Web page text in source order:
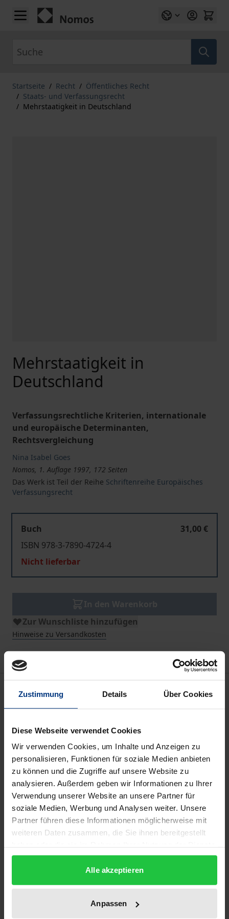
Zustimmung Details Über Cookies
Diese Webseite verwendet Cookies
Wir verwenden Cookies, um Inhalte und Anzeigen zu
personalisieren, Funktionen für soziale Medien anbieten
zu können und die Zugriffe auf unsere Website zu
analysieren. Außerdem geben wir Informationen zu Ihrer
Verwendung unserer Website an unsere Partner für
soziale Medien, Werbung und Analysen weiter. Unsere
Partner führen diese Informationen möglicherweise mit
weiteren Daten zusammen, die Sie ihnen bereitgestellt
gesammelt haben.
Alle akzeptieren
Anpassen
Zum Inhalt springen
Startseite / Recht / Öffentliches Recht
/ Staats- und Verfassungsrecht
/ Mehrstaatigkeit in Deutschland
Mehrstaatigkeit in
Deutschland
Verfassungsrechtliche Kriterien, internationale
und europäische Determinanten,
Rechtsvergleichung
Nina Isabel Goes
Nomos, 1. Auflage 1997, 172 Seiten
Das Werk ist Teil der Reihe Schriftenreihe Europäisches
Verfassungsrecht
Buch
31,00 €
ISBN 978-3-7890-4724-4
Nicht lieferbar
Zur Wunschliste hinzufügen
Hinweise zu Versandkosten
Deutschland ansässig. Dieser Entwickung steht ein
Staatsangehörigkeitsrecht aus dem Jahr 1913
gegenüber, das hauptsächlich in Nebengesetzen
und Verwaltungsvorschriften modernisiert wurde.
Eine schlüssige staatsangehörigkeitsrechtliche
Konzeption für die Gegenwart läßt das deutsche
Staatsangehörigkeitsrecht nicht erkennen.
In neuerer Zeit ist daher die Frage seiner Reform
kontrovers wird dabei über die breitere Zulassung
von Mehrstaatigkeit diskutiert, die nach der
geltenden Rechtslage nur in Ausnahmefällen